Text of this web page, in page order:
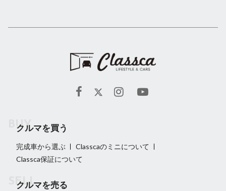
クルマを買う
完成車から選ぶ
Classcaのミニについて
Classca保証について
クルマを売る